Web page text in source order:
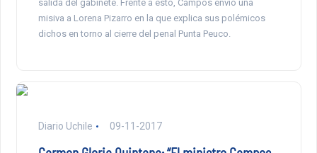
salida del gabinete. Frente a esto, Campos envió una
misiva a Lorena Pizarro en la que explica sus polémicos
dichos en torno al cierre del penal Punta Peuco.
Diario Uchile 09-11-2017